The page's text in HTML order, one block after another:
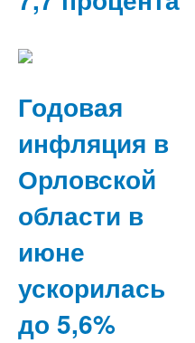
Годовая
инфляция в
Орловской
области в
июне
ускорилась
до 5,6%